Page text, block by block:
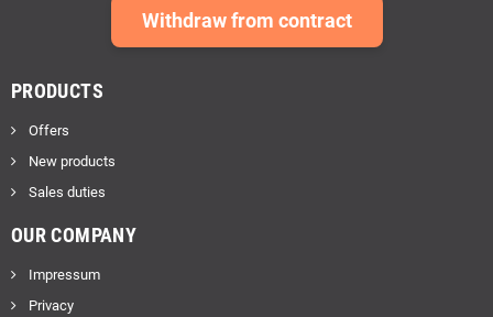
Withdraw from contract
PRODUCTS
Offers
New products
Sales duties
OUR COMPANY
Impressum
Privacy